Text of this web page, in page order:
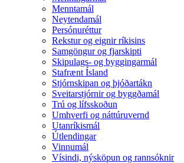
Menntamál
Neytendamál
Persónuréttur
Rekstur og eignir ríkisins
Samgöngur og fjarskipti
Skipulags- og byggingarmál
Stafrænt Ísland
Stjórnskipan og þjóðartákn
Sveitarstjórnir og byggðamál
Trú og lífsskoðun
Umhverfi og náttúruvernd
Utanríkismál
Útlendingar
Vinnumál
Vísindi, nýsköpun og rannsóknir